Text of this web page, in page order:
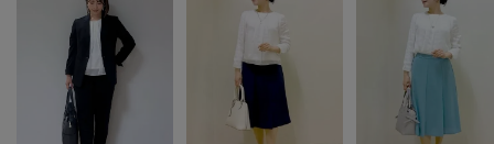
た、パソコン・スマートフォンなどの環境により、若干製品と画像のカラー
が異なる場合もございます。
モデル情報：身長167cm B80 W56 H85 着用サイズ：09（M）